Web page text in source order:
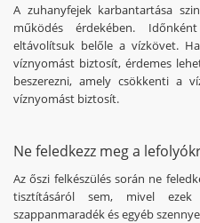
A zuhanyfejek karbantartása
működés érdekében.
eltávolítsuk belőle a vízkövet.
víznyomást biztosít, érdemes
beszerezni, amely csökkenti a
víznyomást biztosít.
Ne feledkezz meg a
Az őszi felkészülés során ne
tisztításáról sem, mivel
szappanmaradék és egyéb